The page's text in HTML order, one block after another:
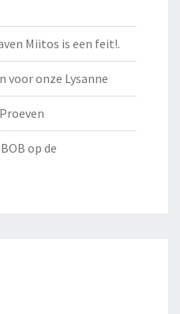
Miitos is een feit!.
voor onze Lysanne
op de